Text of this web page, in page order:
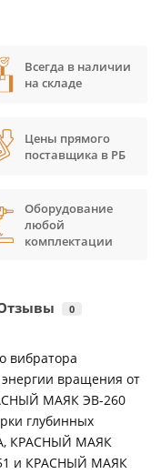
Всегда в наличии
на складе
Цены прямого
поставщика в РБ
Оборудование
любой
комплектации
0
вибратора
вращения от
МАЯК ЭВ-260
глубинных
КРАСНЫЙ МАЯК
и КРАСНЫЙ МАЯК